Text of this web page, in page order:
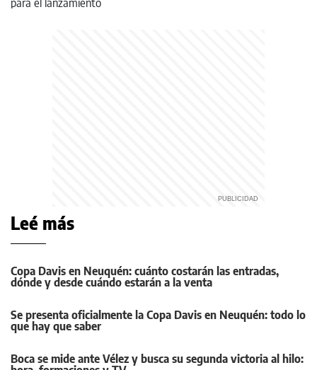
Leé más
Copa Davis en Neuquén: cuánto costarán las entradas,
dónde y desde cuándo estarán a la venta
Se presenta oficialmente la Copa Davis en Neuquén: todo lo
que hay que saber
Boca se mide ante Vélez y busca su segunda victoria al hilo: